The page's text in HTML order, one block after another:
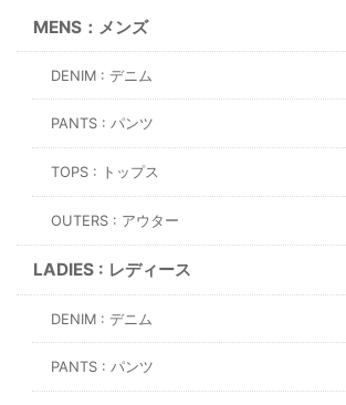
MENS：メンズ
DENIM : デニム
PANTS : パンツ
TOPS : トップス
OUTERS : アウター
LADIES : レディース
DENIM : デニム
PANTS : パンツ